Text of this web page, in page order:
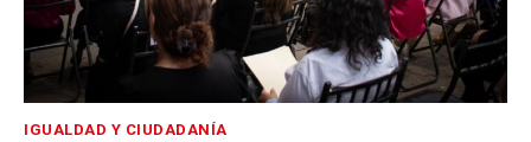
IGUALDAD Y CIUDADANÍA